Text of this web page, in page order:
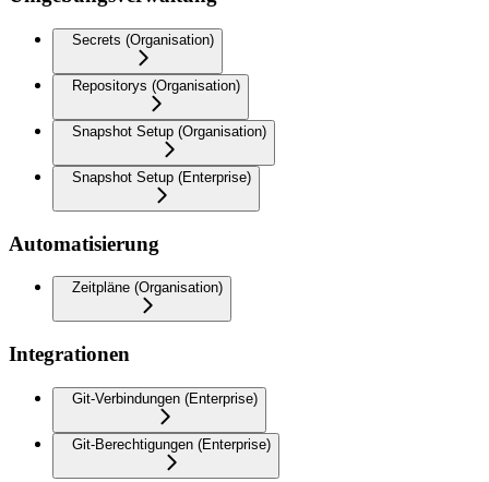
Secrets (Organisation)
Repositorys (Organisation)
Snapshot Setup (Organisation)
Snapshot Setup (Enterprise)
Automatisierung
Zeitpläne (Organisation)
Integrationen
Git-Verbindungen (Enterprise)
Git-Berechtigungen (Enterprise)